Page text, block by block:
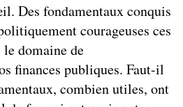
Des fondamentaux conquis
courageuses ces
le domaine de
finances publiques. Faut-il
combien utiles, ont